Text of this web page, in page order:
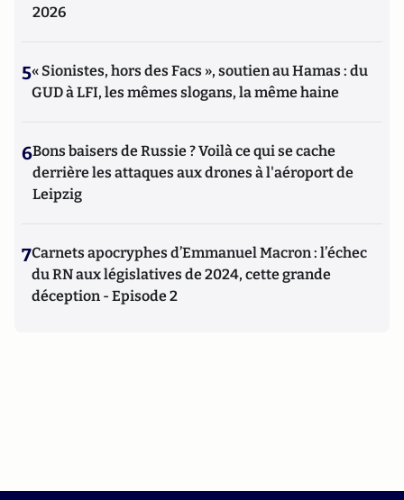
2026
5« Sionistes, hors des Facs », soutien au Hamas : du
GUD à LFI, les mêmes slogans, la même haine
6Bons baisers de Russie ? Voilà ce qui se cache
derrière les attaques aux drones à l'aéroport de
Leipzig
7Carnets apocryphes d’Emmanuel Macron : l’échec
du RN aux législatives de 2024, cette grande
déception - Episode 2